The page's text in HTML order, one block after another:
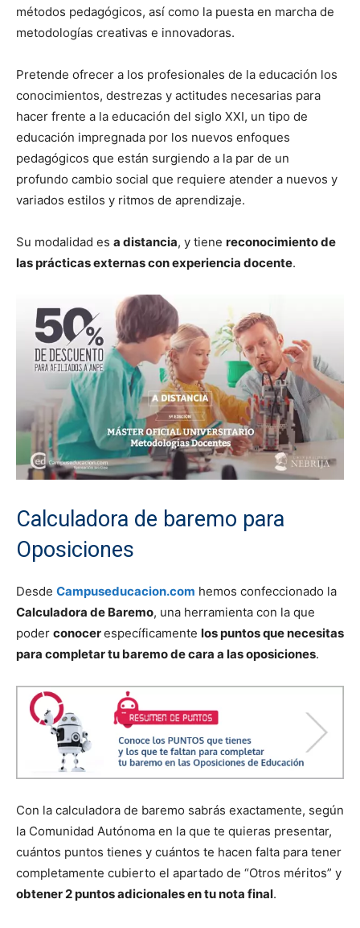
métodos pedagógicos, así como la puesta en marcha de
metodologías creativas e innovadoras.
Pretende ofrecer a los profesionales de la educación los
conocimientos, destrezas y actitudes necesarias para
hacer frente a la educación del siglo XXI, un tipo de
educación impregnada por los nuevos enfoques
pedagógicos que están surgiendo a la par de un
profundo cambio social que requiere atender a nuevos y
variados estilos y ritmos de aprendizaje.
Su modalidad es a distancia, y tiene reconocimiento de
las prácticas externas con experiencia docente.
Calculadora de baremo para
Oposiciones
Desde Campuseducacion.com hemos confeccionado la
Calculadora de Baremo, una herramienta con la que
poder conocerespecíficamente los puntos que necesitas
para completar tu baremo de cara a las oposiciones.
Con la calculadora de baremo sabrás exactamente, según
la Comunidad Autónoma en la que te quieras presentar,
cuántos puntos tienes y cuántos te hacen falta para tener
completamente cubierto el apartado de “Otros méritos” y
obtener 2 puntos adicionales en tu nota final.